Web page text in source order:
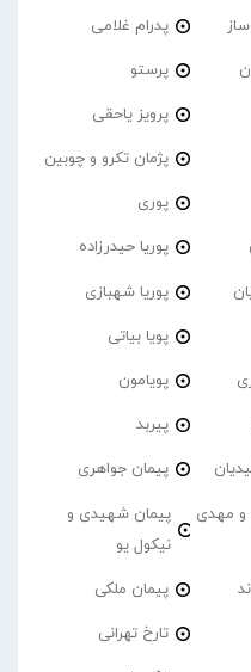
پدرام غلامی
پرستو
پرویز یاحقی
پژمان تکرو و چوبین
پوری
پوریا حیدرزاده
پوریا شهبازی
پویا بیاتی
پویامون
پیربد
پیمان جواهری
و مهدی
پیمان شهیدی و
نیکول یو
پیمان ملکی
تارخ تهرانی